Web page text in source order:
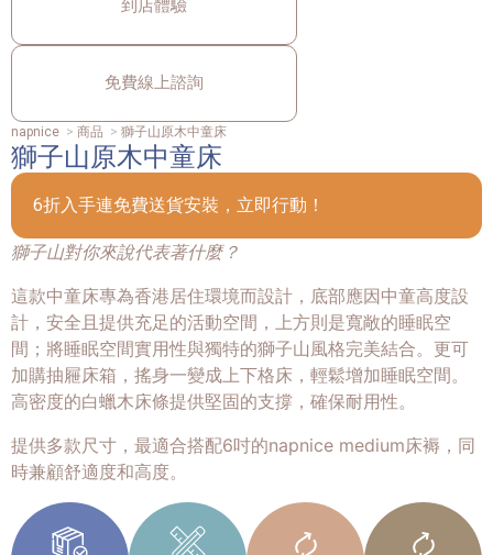
到店體驗
免費線上諮詢
napnice > 商品 > 獅子山原木中童床
獅子山原木中童床
6折入手連免費送貨安裝，立即行動！
獅子山對你來說代表著什麼？
這款中童床專為香港居住環境而設計，底部應因中童高度設
計，安全且提供充足的活動空間，上方則是寬敞的睡眠空
間；將睡眠空間實用性與獨特的獅子山風格完美結合。更可
加購抽屜床箱，搖身一變成上下格床，輕鬆增加睡眠空間。
高密度的白蠟木床條提供堅固的支撐，確保耐用性。
提供多款尺寸，最適合搭配6吋的napnice medium床褥，同
時兼顧舒適度和高度。